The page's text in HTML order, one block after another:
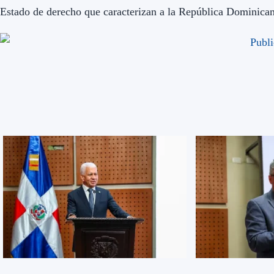
Estado de derecho que caracterizan a la República